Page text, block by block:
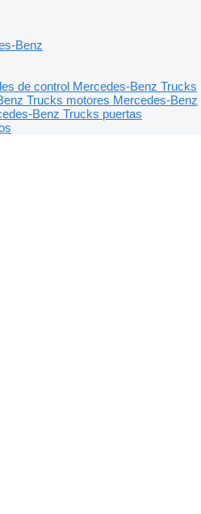
Benz
de control Mercedes-Benz Trucks
Trucks motores Mercedes-Benz
Benz Trucks puertas